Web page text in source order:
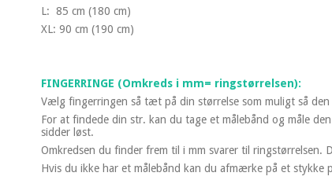
L: 85 cm (180 cm)
XL: 90 cm (190 cm)
FINGERRINGE (Omkreds i mm= ringstørrelsen):
Vælg fingerringen så tæt på din størrelse som muligt så
For at findede din str. kan du tage et målebånd og måle
sidder løst.
Omkredsen du finder frem til i mm svarer til ringstørrelsen.
Hvis du ikke har et målebånd kan du afmærke på et stykke